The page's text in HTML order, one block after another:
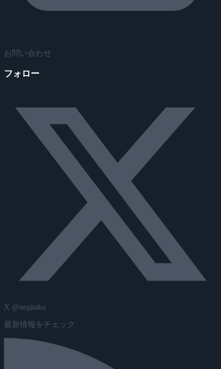
お問い合わせ
フォロー
X @negitaku
最新情報をチェック